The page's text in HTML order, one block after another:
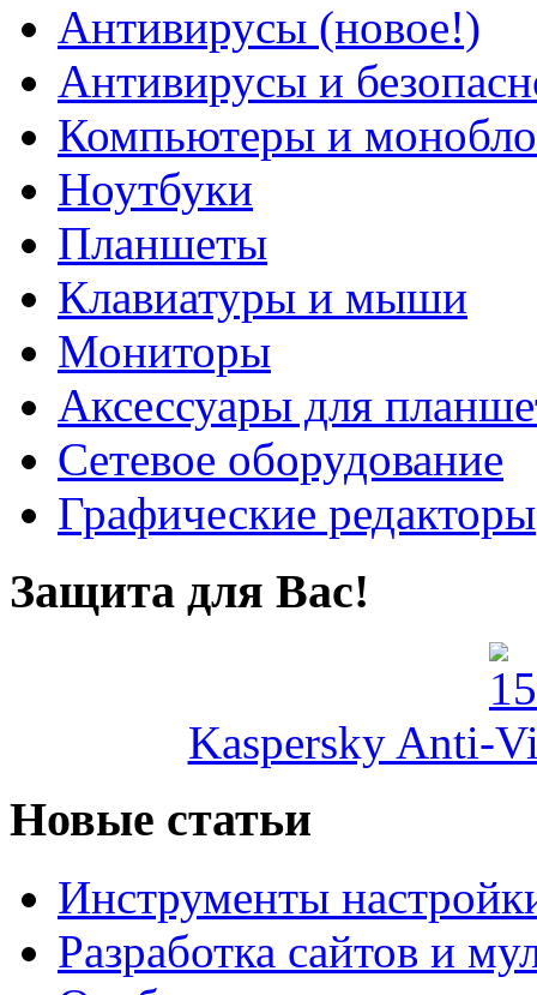
Антивирусы (новое!)
Антивирусы и
Компьютеры и
Ноутбуки
Планшеты
Клавиатуры и мыши
Мониторы
Аксессуары для
Сетевое оборудование
Графические редакторы
Защита для Вас!
Kaspersky Anti-
Новые статьи
Инструменты
Разработка сайтов и